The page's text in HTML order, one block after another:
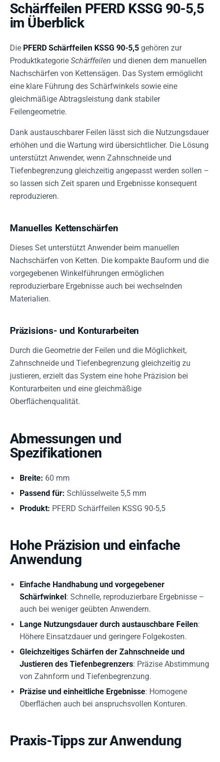
Schärffeilen PFERD KSSG 90-5,5
im Überblick
Die PFERD Schärffeilen KSSG 90-5,5 gehören zur
Produktkategorie Schärffeilen und dienen dem manuellen
Nachschärfen von Kettensägen. Das System ermöglicht
eine klare Führung des Schärfwinkels sowie eine
gleichmäßige Abtragsleistung dank stabiler
Feilengeometrie.
Dank austauschbarer Feilen lässt sich die Nutzungsdauer
erhöhen und die Wartung wird übersichtlicher. Die Lösung
unterstützt Anwender, wenn Zahnschneide und
Tiefenbegrenzung gleichzeitig angepasst werden sollen –
so lassen sich Zeit sparen und Ergebnisse konsequent
reproduzieren.
Manuelles Kettenschärfen
Dieses Set unterstützt Anwender beim manuellen
Nachschärfen von Ketten. Die kompakte Bauform und die
vorgegebenen Winkelführungen ermöglichen
reproduzierbare Ergebnisse auch bei wechselnden
Materialien.
Präzisions- und Konturarbeiten
Durch die Geometrie der Feilen und die Möglichkeit,
Zahnschneide und Tiefenbegrenzung gleichzeitig zu
justieren, erzielt das System eine hohe Präzision bei
Konturarbeiten und eine gleichmäßige
Oberflächenqualität.
Abmessungen und
Spezifikationen
Breite: 60 mm
Passend für: Schlüsselweite 5,5 mm
Produkt: PFERD Schärffeilen KSSG 90-5,5
Hohe Präzision und einfache
Anwendung
Einfache Handhabung und vorgegebener
Schärfwinkel: Schnelle, reproduzierbare Ergebnisse –
auch bei weniger geübten Anwendern.
Lange Nutzungsdauer durch austauschbare Feilen:
Höhere Einsatzdauer und geringere Folgekosten.
Gleichzeitiges Schärfen der Zahnschneide und
Justieren des Tiefenbegrenzers: Präzise Abstimmung
von Zahnform und Tiefenbegrenzung.
Präzise und einheitliche Ergebnisse: Homogene
Oberflächen auch bei anspruchsvollen Konturen.
Praxis-Tipps zur Anwendung